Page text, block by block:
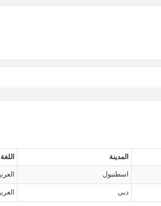
المدينة اللغة
اسطنبول
دبى